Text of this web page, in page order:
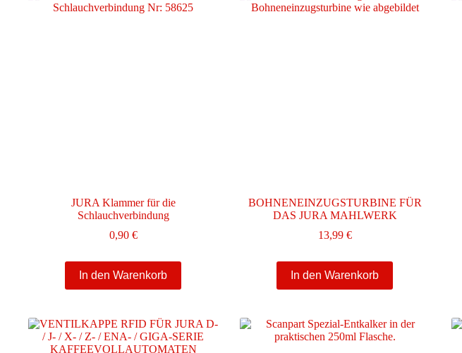
JURA Klammer für die
Schlauchverbindung
0,90 €
In den Warenkorb
BOHNENEINZUGSTURBINE FÜR
DAS JURA MAHLWERK
13,99 €
In den Warenkorb